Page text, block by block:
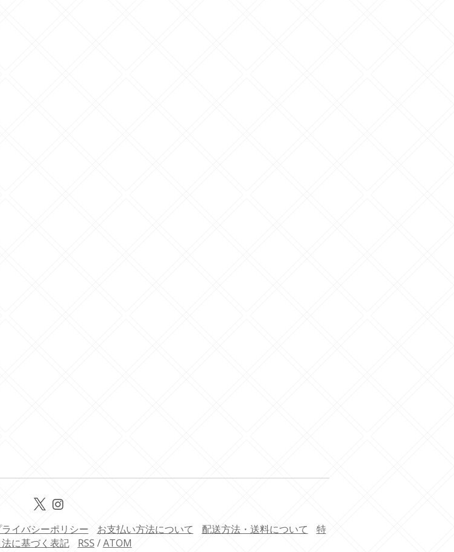
ライバシーポリシー お支払い方法について 配送方法・送料について
特
に基づく表記
RSS /ATOM